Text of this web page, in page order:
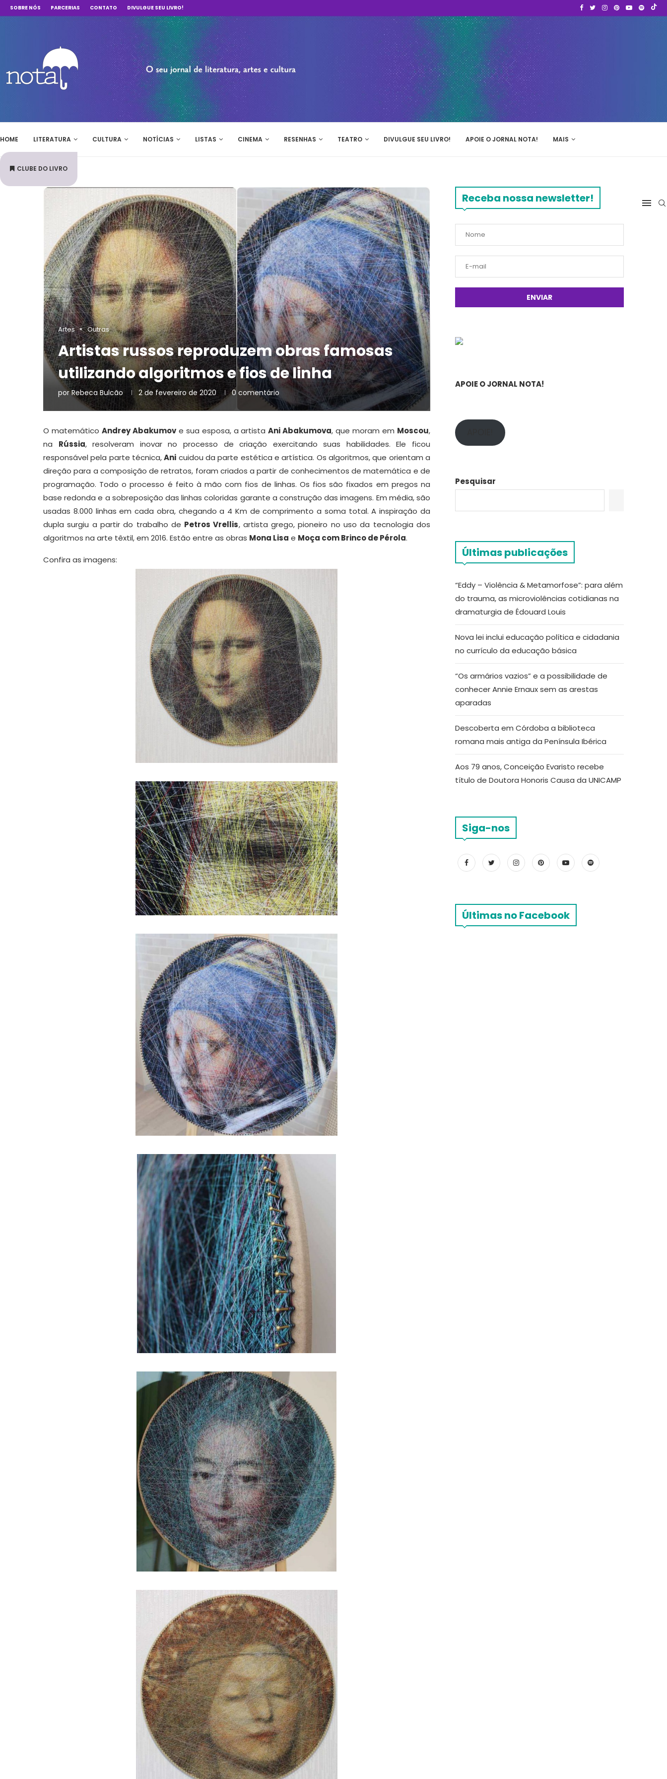
SOBRE NÓS PARCERIAS CONTATO DIVULGUE SEU LIVRO!
HOME LITERATURA CULTURA NOTÍCIAS LISTAS CINEMA RESENHAS TEATRO DIVULGUE SEU LIVRO! APOIE O JORNAL NOTA! MAIS
CLUBE DO LIVRO
Artes Outras
Artistas russos reproduzem obras famosas
utilizando algoritmos e fios de linha
porRebeca Bulcão 2 de fevereiro de 2020 0 comentário
O matemático Andrey Abakumove sua esposa, a artistaAni Abakumova, que moram em Moscou,
na Rússia, resolveram inovar no processo de criação exercitando suas habilidades. Ele ficou
responsável pela parte técnica,Ani cuidou da parte estética e artística. Os algoritmos, que orientam a
direção para a composição de retratos, foram criados a partir de conhecimentos de matemática e de
programação. Todo o processo é feito à mão com fios de linhas. Os fios são fixados em pregos na
base redonda e a sobreposição das linhas coloridas garante a construção das imagens. Em média, são
usadas 8.000 linhas em cada obra, chegando a 4 Km de comprimento a soma total. A inspiração da
dupla surgiu a partir do trabalho de Petros Vrellis, artista grego, pioneiro no uso da tecnologia dos
algoritmos na arte têxtil, em 2016. Estão entre as obras Mona Lisa e Moça com Brinco de Pérola.
Confira as imagens:
Receba nossa newsletter!
APOIE O JORNAL NOTA!
Pesquisar
Últimas publicações
“Eddy – Violência & Metamorfose”: para além
do trauma, as microviolências cotidianas na
dramaturgia de Édouard Louis
Nova lei inclui educação política e cidadania
no currículo da educação básica
“Os armários vazios” e a possibilidade de
conhecer Annie Ernaux sem as arestas
aparadas
Descoberta em Córdoba a biblioteca
romana mais antiga da Península Ibérica
Aos 79 anos, Conceição Evaristo recebe
título de Doutora Honoris Causa da UNICAMP
Siga-nos
Últimas no Facebook